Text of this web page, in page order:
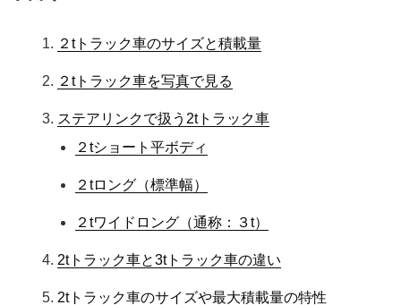
２tトラック車のサイズと積載量
２tトラック車を写真で見る
ステアリンクで扱う2tトラック車
２tショート平ボディ
２tロング（標準幅）
２tワイドロング（通称：３t）
2tトラック車と3tトラック車の違い
2tトラック車のサイズや最大積載量の特性